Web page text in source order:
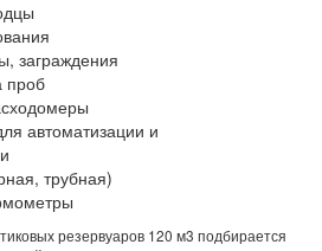
заграждения
проб
автоматизации и
трубная)
резервуаров 120 м3 подбирается